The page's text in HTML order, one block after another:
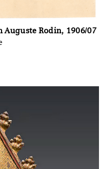
Auguste Rodin, 1906/07